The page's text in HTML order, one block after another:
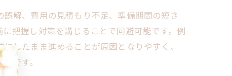
解、費用の見積もり不足、準備期間の短さ
把握し対策を講じることで回避可能です。例
したまま進めることが原因となりやすく、
です。